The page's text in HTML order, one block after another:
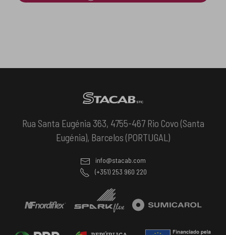
Rua Santa Eugénia 363, 4755-467 Rio Covo (Santa
Eugénia), Barcelos (PORTUGAL)
info@stacab.com
(+351) 253 960 220